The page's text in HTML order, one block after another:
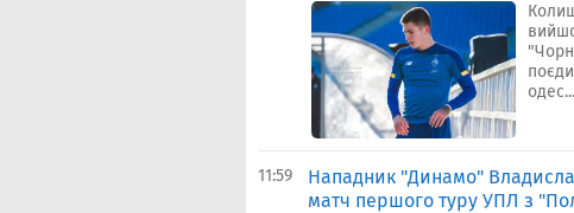
одес...
11:59
Нападник "Динамо"
матч першого туру УПЛ з